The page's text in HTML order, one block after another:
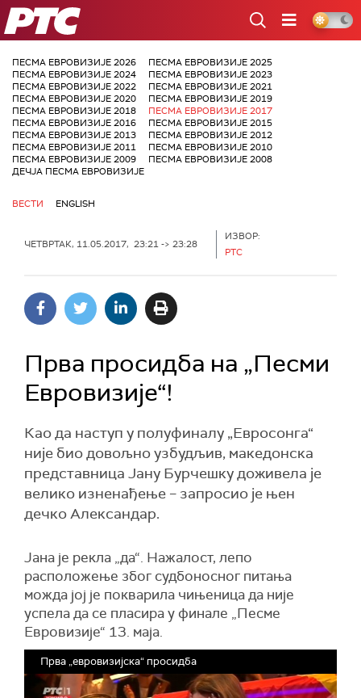
РТС
ПЕСМА ЕВРОВИЗИЈЕ 2026
ПЕСМА ЕВРОВИЗИЈЕ 2025
ПЕСМА ЕВРОВИЗИЈЕ 2024
ПЕСМА ЕВРОВИЗИЈЕ 2023
ПЕСМА ЕВРОВИЗИЈЕ 2022
ПЕСМА ЕВРОВИЗИЈЕ 2021
ПЕСМА ЕВРОВИЗИЈЕ 2020
ПЕСМА ЕВРОВИЗИЈЕ 2019
ПЕСМА ЕВРОВИЗИЈЕ 2018
ПЕСМА ЕВРОВИЗИЈЕ 2017
ПЕСМА ЕВРОВИЗИЈЕ 2016
ПЕСМА ЕВРОВИЗИЈЕ 2015
ПЕСМА ЕВРОВИЗИЈЕ 2013
ПЕСМА ЕВРОВИЗИЈЕ 2012
ПЕСМА ЕВРОВИЗИЈЕ 2011
ПЕСМА ЕВРОВИЗИЈЕ 2010
ПЕСМА ЕВРОВИЗИЈЕ 2009
ПЕСМА ЕВРОВИЗИЈЕ 2008
ДЕЧЈА ПЕСМА ЕВРОВИЗИЈЕ
ВЕСТИ ENGLISH
ЧЕТВРТАК, 11.05.2017, 23:21 -> 23:28
ИЗВОР:
РТС
Прва просидба на „Песми
Евровизије“!
Као да наступ у полуфиналу „Евросонга“
није био довољно узбудљив, македонска
представница Јану Бурчешку доживела је
велико изненађење – запросио је њен
дечко Александар.
Јана је рекла „да“. Нажалост, лепо
расположење због судбоносног питања
можда јој је покварила чињеница да није
успела да се пласира у финале „Песме
Евровизије“ 13. маја.
Прва „евровизијска“ просидба